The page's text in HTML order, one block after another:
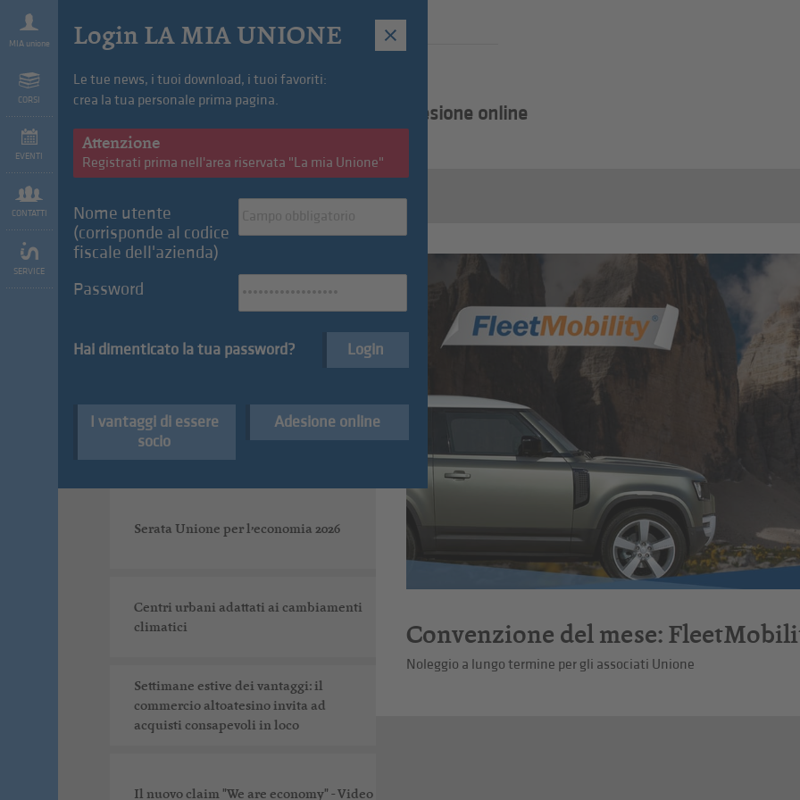
MIA unione
CORSI
EVENTI
CONTATTI
SERVICE
Login LA MIA UNIONE
Le tue news, i tuoi download, i tuoi favoriti:
crea la tua personale prima pagina.
Attenzione
Registrati prima nell'area riservata "La mia Unione"
Nome utente
(corrisponde al codice
fiscale dell'azienda)
Password
Hai dimenticato la tua password? Login
I vantaggi di essere
socio
Adesione online
we are Unione Adesione online
Convenzione del mese: FleetMobility
Serate estive in Alto Adige: tra shopping,
cultura e gastronomia
Digital Markets Act: l’Unione chiede
pari visibilità online per tutti
Serata Unione per l’economia 2026
Centri urbani adattati ai cambiamenti
climatici
Settimane estive dei vantaggi: il
commercio altoatesino invita ad
acquisti consapevoli in loco
Il nuovo claim "We are economy" - Video
Convenzione del mese:
Noleggio a lungo termine per gli associati Unione